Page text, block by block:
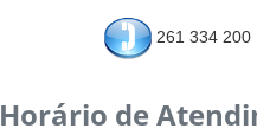
261 334
Horário de